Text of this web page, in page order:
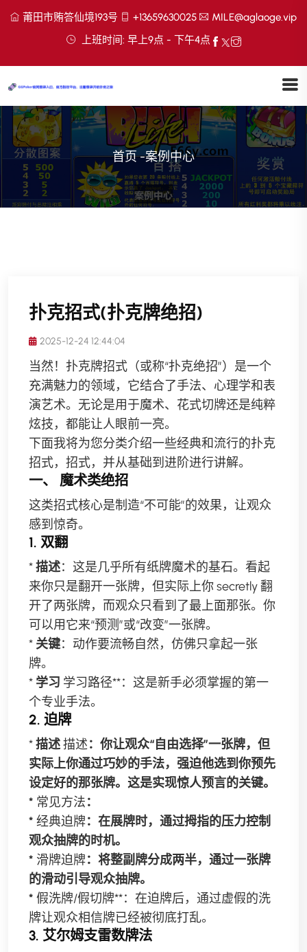
莆田市贿答仙境193号 +13659630025
MILE@aglaoge.vip
上班时间: 早上9点 - 下午4点
首页-案例中心
扑克招式(扑克牌绝招)
2025-12-24 12:44:04
当然！扑克牌招式（或称“扑克绝招”）是一个
充满魅力的领域，它结合了手法、心理学和表
演艺术。无论是用于魔术、花式切牌还是纯粹
炫技，都能让人眼前一亮。
下面我将为您分类介绍一些经典和流行的扑克
招式，招式，并从基础到进阶进行讲解。
一、 魔术类绝招
这类招式核心是制造“不可能”的效果，让观众
感到惊奇。
1. 双翻
*描述：这是几乎所有纸牌魔术的基石。看起
来你只是翻开一张牌，但实际上你 secretly 翻
开了两张牌，而观众只看到了最上面那张。你
可以用它来“预测”或“改变”一张牌。
* 关键：动作要流畅自然，仿佛只拿起一张
牌。
* 学习 学习路径**：这是新手必须掌握的第一
个专业手法。
2. 迫牌
*描述描述：你让观众“自由选择”一张牌，但
实际上你通过巧妙的手法，强迫他选到你预先
设定好的那张牌。这是实现惊人预言的关键。
* 常见方法：
* 经典迫牌：在展牌时，通过拇指的压力控制
观众抽牌的时机。
* 滑牌迫牌：将整副牌分成两半，通过一张牌
的滑动引导观众抽牌。
* 假洗牌/假切牌**：在迫牌后，通过虚假的洗
牌让观众相信牌已经被彻底打乱。
3. 艾尔姆支雷数牌法